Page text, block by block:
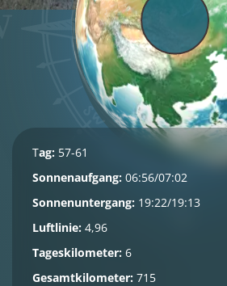
Tag: 57-61
Sonnenaufgang: 06:56/07:02
Sonnenuntergang: 19:22/19:13
Luftlinie: 4,96
Tageskilometer: 6
Gesamtkilometer: 715